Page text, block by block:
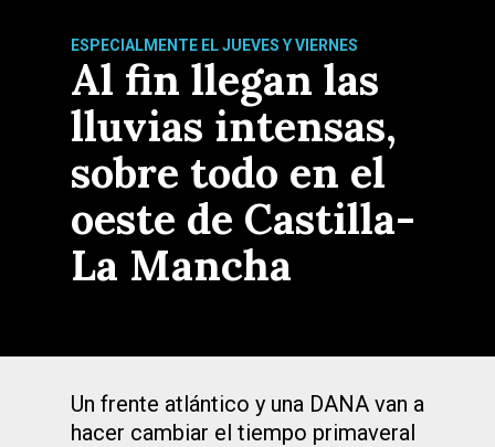
ESPECIALMENTE EL JUEVES Y VIERNES
Al fin llegan las
lluvias intensas,
sobre todo en el
oeste de Castilla-
La Mancha
Un frente atlántico y una DANA van a
hacer cambiar el tiempo primaveral